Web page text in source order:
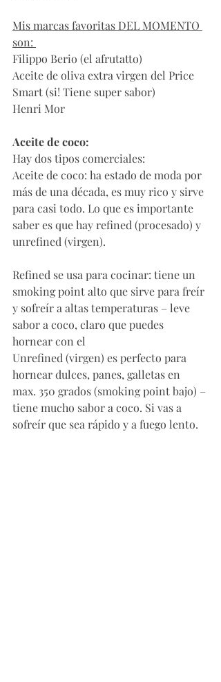
Mis marcas favoritas DEL MOMENTO
son:
Filippo Berio (el afrutatto)
Aceite de oliva extra virgen del Price
Smart (si! Tiene super sabor)
Henri Mor
Aceite de coco:
Hay dos tipos comerciales:
Aceite de coco: ha estado de moda por
más de una década, es muy rico y sirve
para casi todo. Lo que es importante
saber es que hay refined (procesado) y
unrefined (virgen).
Refined se usa para cocinar: tiene un
smoking point alto que sirve para freír
y sofreír a altas temperaturas – leve
sabor a coco, claro que puedes
hornear con el
Unrefined (virgen) es perfecto para
hornear dulces, panes, galletas en
max. 350 grados (smoking point bajo) –
tiene mucho sabor a coco. Si vas a
sofreír que sea rápido y a fuego lento.